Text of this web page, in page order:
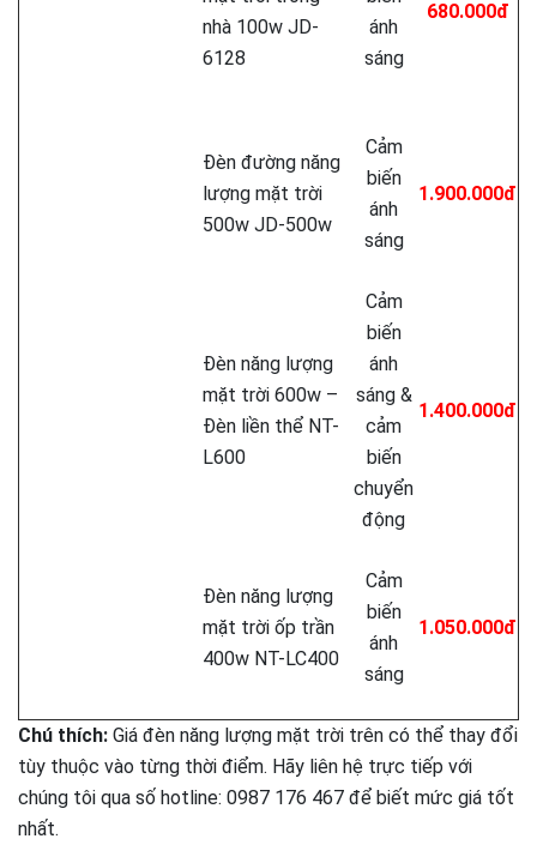
nhà 100w JD-
6128
ánh
sáng
680.000đ
Đèn đường năng
lượng mặt trời
500w JD-500w
Cảm
biến
ánh
sáng
1.900.000đ
Đèn năng lượng
mặt trời 600w –
Đèn liền thể NT-
L600
Cảm
biến
ánh
sáng &
cảm
biến
chuyển
động
1.400.000đ
Đèn năng lượng
mặt trời ốp trần
400w NT-LC400
Cảm
biến
ánh
sáng
1.050.000đ
Chú thích: Giá đèn năng lượng mặt trời trên có thể thay đổi
tùy thuộc vào từng thời điểm. Hãy liên hệ trực tiếp với
chúng tôi qua số hotline: 0987 176 467 để biết mức giá tốt
nhất.